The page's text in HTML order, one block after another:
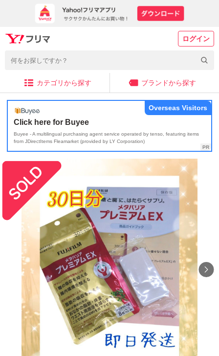
ログイン
カテゴリから探す ブランドから探す
Click here for Buyee
Buyee - A multilingual purchasing agent service operated by tenso, featuring items
from JDirectItems Fleamarket (provided by LY Corporation)
Overseas Visitors